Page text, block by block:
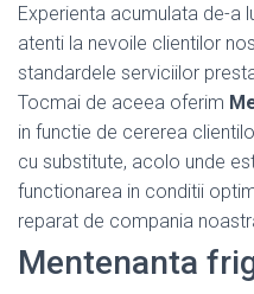
Experienta acumulata de-a
atenti la nevoile clientilor
standardele serviciilor
Tocmai de aceea oferim
in functie de cererea
cu substitute, acolo unde
functionarea in conditii
reparat de compania
Mentenanta